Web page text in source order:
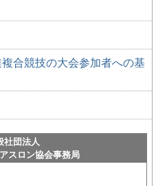
合競技の大会参加者への基
社団法人
スロン協会事務局